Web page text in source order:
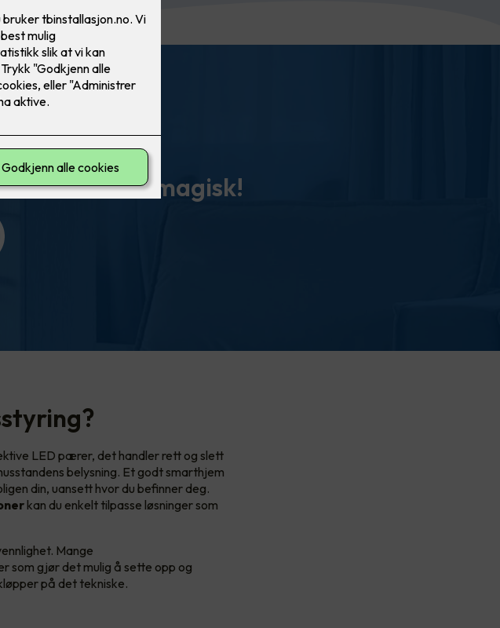
Helt automagisk!
LED pærer, det handler rett og slett
belysning. Et godt smarthjem
din, uansett hvor du befinner deg.
kan du enkelt tilpasse løsninger som
Mange
som gjør det mulig å sette opp og
på det tekniske.